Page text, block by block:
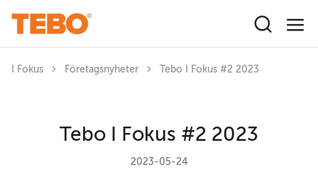
I Fokus Företagsnyheter Tebo I Fokus #2 2023
Tebo I Fokus #2 2023
2023-05-24